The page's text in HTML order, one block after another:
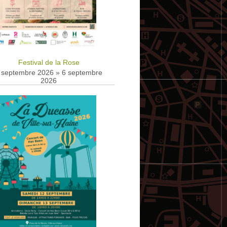
Festival de la Rose
2026 » 6 septembre
2026